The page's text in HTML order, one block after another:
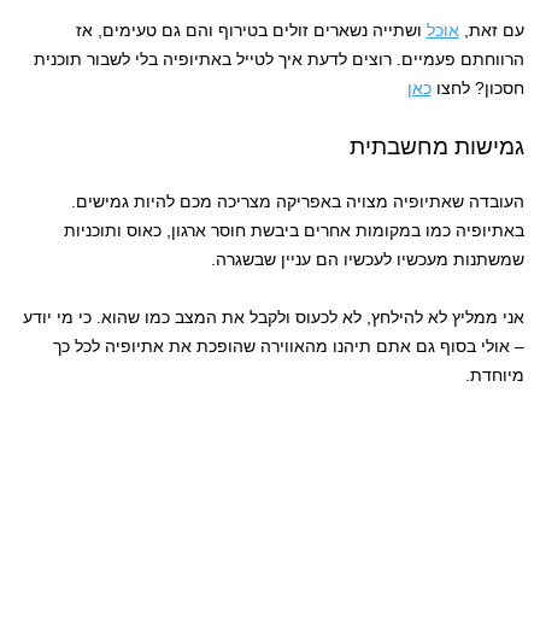
עם זאת, אוכל ושתייה נשארים זולים בטירוף והם גם טעימים, אז
הרווחתם פעמיים. רוצים לדעת איך לטייל באתיופיה בלי לשבור תוכנית
חסכון? לחצוכאן
גמישות מחשבתית
העובדה שאתיופיה מצויה באפריקה מצריכה מכם להיות גמישים.
באתיופיה כמו במקומות אחרים ביבשת חוסר ארגון, כאוס ותוכניות
שמשתנות מעכשיו לעכשיו הם עניין שבשגרה.
אני ממליץ לא להילחץ, לא לכעוס ולקבל את המצב כמו שהוא. כי מי יודע
– אולי בסוף גם אתם תיהנו מהאווירה שהופכת את אתיופיה לכל כך
מיוחדת.